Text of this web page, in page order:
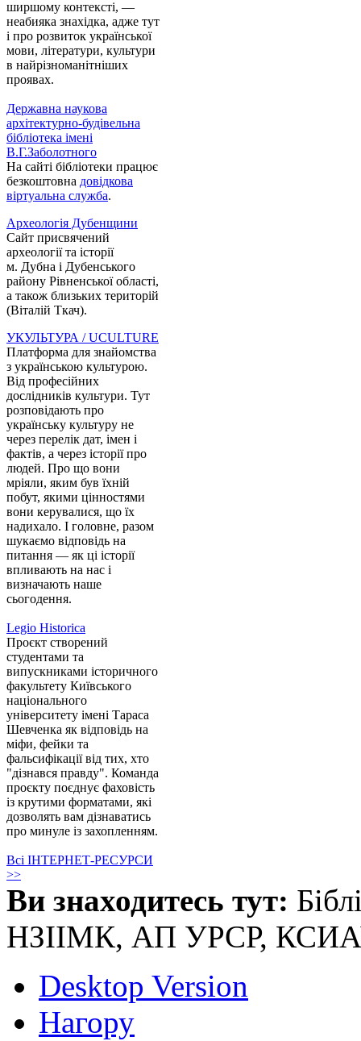
ширшому контексті, —
неабияка знахідка, адже тут
і про розвиток української
мови, літератури, культури
в найрізноманітніших
проявах.
Державна наукова
архітектурно-будівельна
бібліотека імені
В.Г.Заболотного
На сайті бібліотеки працює
безкоштовна довідкова
віртуальна служба.
Археологія Дубенщини
Сайт присвячений
археології та історії
м. Дубна і Дубенського
району Рівненської області,
а також близьких територій
(Віталій Ткач).
УКУЛЬТУРА / UCULTURE
Платформа для знайомства
з українською культурою.
Від професійних
дослідників культури. Тут
розповідають про
українську культуру не
через перелік дат, імен і
фактів, а через історії про
людей. Про що вони
мріяли, яким був їхній
побут, якими цінностями
вони керувалися, що їх
надихало. І головне, разом
шукаємо відповідь на
питання — як ці історії
впливають на нас і
визначають наше
сьогодення.
Legio Historica
Проєкт створений
студентами та
випускниками історичного
факультету Київського
національного
університету імені Тараса
Шевченка як відповідь на
міфи, фейки та
фальсифікації від тих, хто
"дізнався правду". Команда
проєкту поєднує фаховість
із крутими форматами, які
дозволять вам дізнаватись
про минуле із захопленням.
Всі ІНТЕРНЕТ-РЕСУРСИ
>>
Ви знаходитесь тут:
НЗІІМК, АП УРСР,
Desktop Version
Нагору